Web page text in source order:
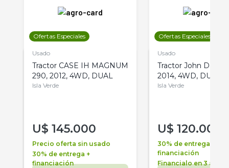
Ofertas Especiales
Usado
Tractor CASE IH MAGNUM
290, 2012, 4WD, DUAL
Isla Verde
U$ 145.000
Precio oferta sin usado
30% de entrega +
financiación
Ofertas Especiales
Usado
Tractor John Deere
2014, 4WD, DUAL
Isla Verde
U$ 120.000
30% de entrega +
financiación
Financialo en 3 años